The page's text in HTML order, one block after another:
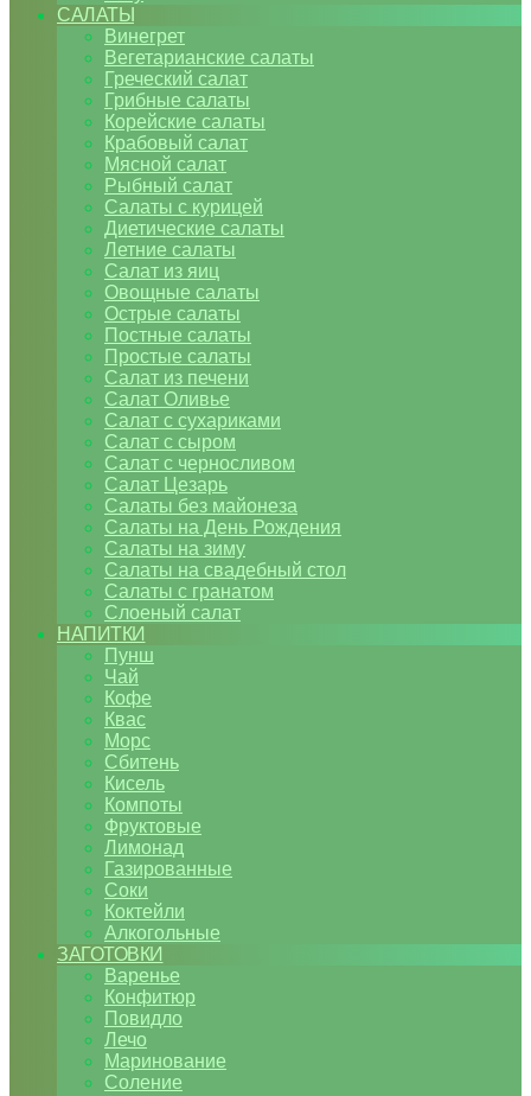
САЛАТЫ
Винегрет
Вегетарианские салаты
Греческий салат
Грибные салаты
Корейские салаты
Крабовый салат
Мясной салат
Рыбный салат
Салаты с курицей
Диетические салаты
Летние салаты
Салат из яиц
Овощные салаты
Острые салаты
Постные салаты
Простые салаты
Салат из печени
Салат Оливье
Салат с сухариками
Салат с сыром
Салат с черносливом
Салат Цезарь
Салаты без майонеза
Салаты на День Рождения
Салаты на зиму
Салаты на свадебный стол
Салаты с гранатом
Слоеный салат
НАПИТКИ
Пунш
Чай
Кофе
Квас
Морс
Сбитень
Кисель
Компоты
Фруктовые
Лимонад
Газированные
Соки
Коктейли
Алкогольные
ЗАГОТОВКИ
Варенье
Конфитюр
Повидло
Лечо
Маринование
Соление